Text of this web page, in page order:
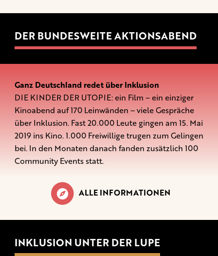
DER BUNDESWEITE AKTIONSABEND
Ganz Deutschland redet über Inklusion
DIE KINDER DER UTOPIE: ein Film – ein einziger
Kinoabend auf 170 Leinwänden – viele Gespräche
über Inklusion. Fast 20.000 Leute gingen am 15. Mai
2019 ins Kino. 1.000 Freiwillige trugen zum Gelingen
bei. In den Monaten danach fanden zusätzlich 100
Community Events statt.
ALLE INFORMATIONEN
INKLUSION UNTER DER LUPE